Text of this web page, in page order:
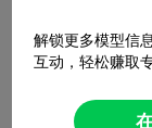
解锁更多模型信
互动，轻松赚取